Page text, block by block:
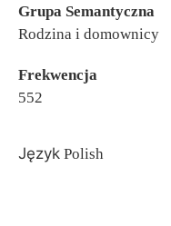
Grupa Semantyczna
Rodzina i domownicy
Frekwencja
552
Język Polish